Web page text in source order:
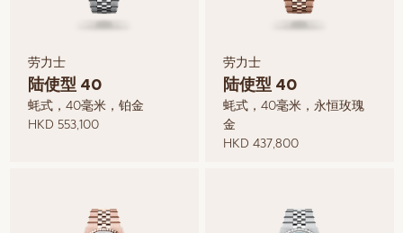
劳力士
陆使型 40
蚝式，40毫米，铂金
HKD 553,100
劳力士
陆使型 40
蚝式，40毫米，永恒玫瑰
金
HKD 437,800